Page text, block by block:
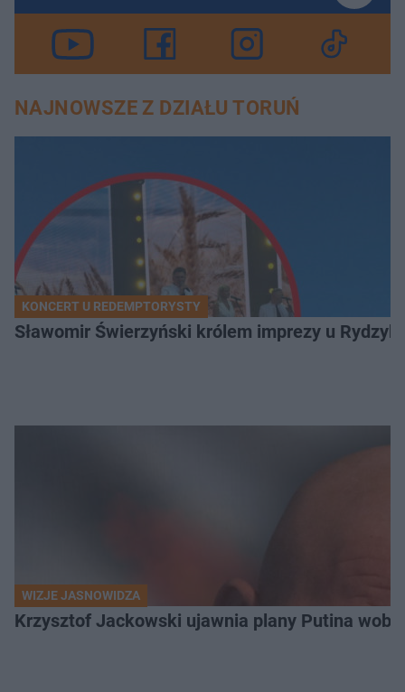
NAJNOWSZE Z DZIAŁU TORUŃ
KONCERT U REDEMPTORYSTY
Sławomir Świerzyński królem imprezy u
WIZJE JASNOWIDZA
Krzysztof Jackowski ujawnia plany Putina